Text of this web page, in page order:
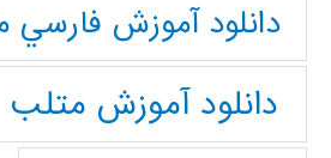
دانلود آموزش
دانلود آموزش متلب